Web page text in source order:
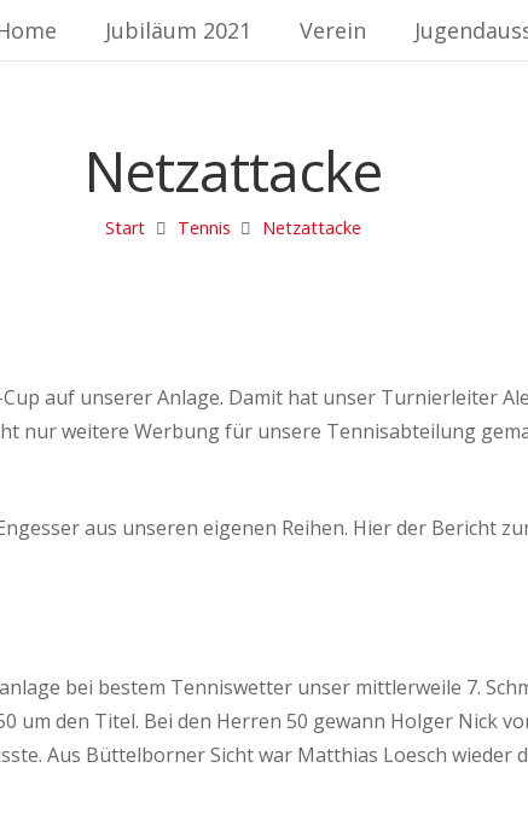
Jubiläum 2021 Verein
Netzattacke
Start Tennis Netzattacke
auf unserer Anlage. Damit hat unser Turnierleiter
nur weitere Werbung für unsere Tennisabteilung
aus unseren eigenen Reihen. Hier der Bericht
bei bestem Tenniswetter unser mittlerweile 7.
den Titel. Bei den Herren 50 gewann Holger Nick
Aus Büttelborner Sicht war Matthias Loesch wieder